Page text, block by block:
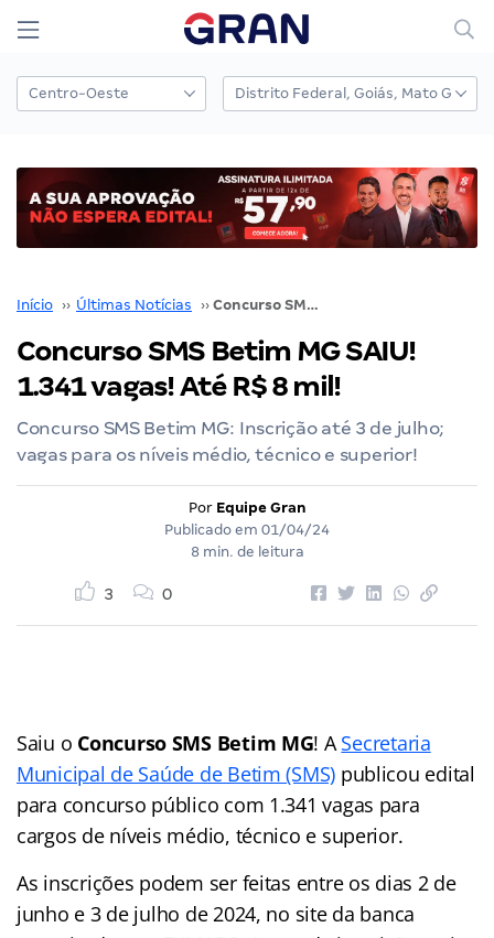
Início ›› Últimas Notícias ›› Concurso SMS Betim MG SAIU! 1.341 vagas! Até R$ 8 mil!
Concurso SMS Betim MG SAIU!
1.341 vagas! Até R$ 8 mil!
Concurso SMS Betim MG: Inscrição até 3 de julho;
vagas para os níveis médio, técnico e superior!
Por Equipe Gran
Publicado em 01/04/24
8 min. de leitura
3 0
Saiu o Concurso SMS Betim MG! ASecretaria
Municipal de Saúde de Betim (SMS) publicou edital
para concurso público com 1.341 vagas para
cargos de níveis médio, técnico e superior.
As inscrições podem ser feitas entre os dias 2 de
junho e 3 de julho de 2024, no site da banca